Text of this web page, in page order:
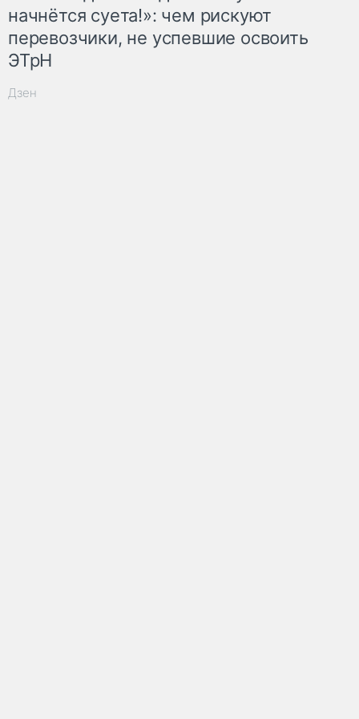
начнётся суета!»: чем рискуют
перевозчики, не успевшие освоить
ЭТрН
Дзен